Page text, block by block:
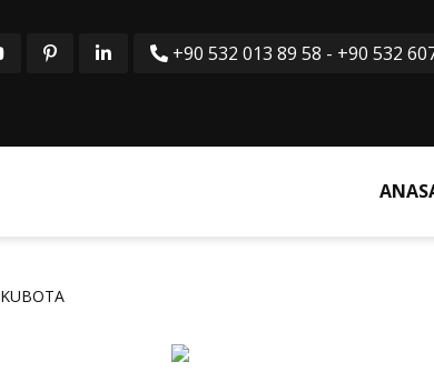
+90 532 013 89 58 - +90 532
KUBOTA